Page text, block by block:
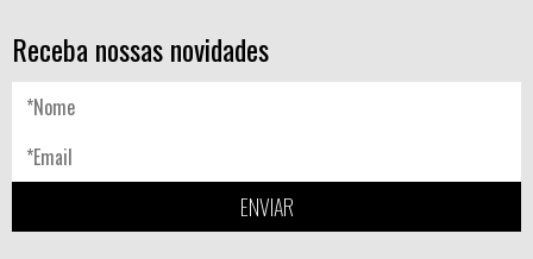
Receba nossas novidades
ENVIAR